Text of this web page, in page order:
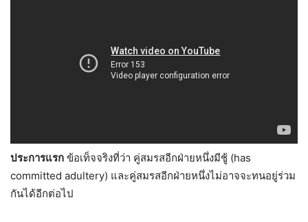
ประการแรก ข้อเท็จจริงที่ว่า คู่สมรสอีกฝ่ายหนึ่งมีชู้ (has
committed adultery) และคู่สมรสอีกฝ่ายหนึ่งไม่อาจจะทนอยู่ร่วม
กันได้อีกต่อไป